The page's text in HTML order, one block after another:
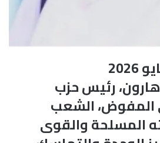
رئيس حزب
المفوض، الشعب
المسلحة والقوى